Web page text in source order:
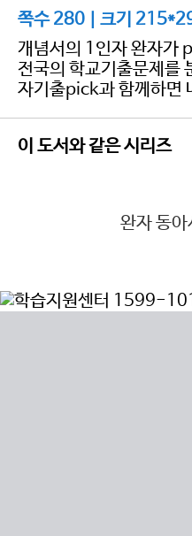
쪽수 280 | 크기
개념서의 1인자 완자가
전국의 학교기출문제를
자기출pick과 함께하면
이 도서와 같은 시리즈
완자 동